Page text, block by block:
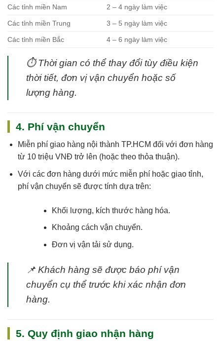
Các tỉnh miền Nam 2 – 4 ngày làm việc
Các tỉnh miền Trung 3 – 5 ngày làm việc
Các tỉnh miền Bắc 4 – 6 ngày làm việc
⏱Thời gian có thể thay đổi tùy điều kiện
thời tiết, đơn vị vận chuyển hoặc số
lượng hàng.
4. Phí vận chuyển
Miễn phí giao hàng nội thành TP.HCM đối với đơn hàng
từ 10 triệu VNĐ trở lên (hoặc theo thỏa thuận).
Với các đơn hàng dưới mức miễn phí hoặc giao tỉnh,
phí vận chuyển sẽ được tính dựa trên:
Khối lượng, kích thước hàng hóa.
Khoảng cách vận chuyển.
Đơn vị vận tải sử dụng.
📌 Khách hàng sẽ được báo phí vận
chuyển cụ thể trước khi xác nhận đơn
hàng.
5. Quy định giao nhận hàng